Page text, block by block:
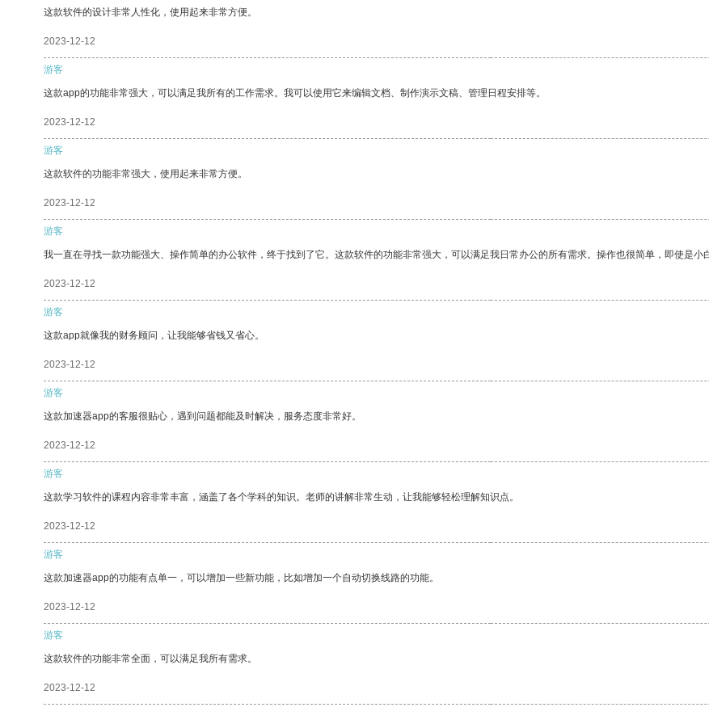
这款软件的设计非常人性化，使用起来非常方便。
2023-12-12
游客
这款app的功能非常强大，可以满足我所有的工作需求。我可以使用它来编辑文档、制作演示文稿、管理日程安排等。
2023-12-12
游客
这款软件的功能非常强大，使用起来非常方便。
2023-12-12
游客
我一直在寻找一款功能强大、操作简单的办公软件，终于找到了它。这款软件的功能非常强大，可以满足我日常办公的所有需求。操作也很简单，即使是小
2023-12-12
游客
这款app就像我的财务顾问，让我能够省钱又省心。
2023-12-12
游客
这款加速器app的客服很贴心，遇到问题都能及时解决，服务态度非常好。
2023-12-12
游客
这款学习软件的课程内容非常丰富，涵盖了各个学科的知识。老师的讲解非常生动，让我能够轻松理解知识点。
2023-12-12
游客
这款加速器app的功能有点单一，可以增加一些新功能，比如增加一个自动切换线路的功能。
2023-12-12
游客
这款软件的功能非常全面，可以满足我所有需求。
2023-12-12